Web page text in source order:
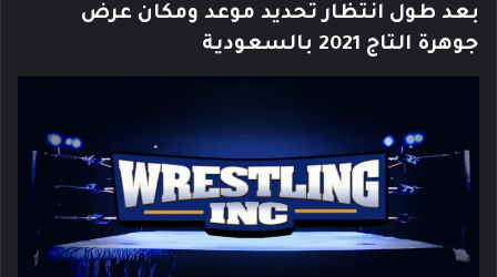
بعد طول انتظار تحديد موعد ومكان عرض
جوهرة التاج 2021 بالسعودية